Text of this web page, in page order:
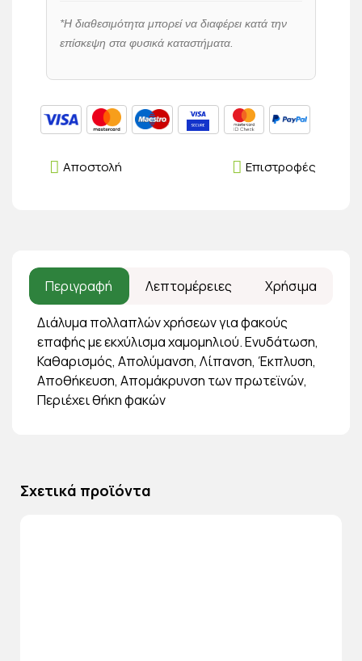
*Η διαθεσιμότητα μπορεί να διαφέρει κατά την
επίσκεψη στα φυσικά καταστήματα.
Επιστροφές
Αποστολή
Περιγραφή Λεπτομέρειες Χρήσιμα
Διάλυμα πολλαπλών χρήσεων για φακούς
επαφής με εκχύλισμα χαμομηλιού. Ενυδάτωση,
Καθαρισμός, Απολύμανση, Λίπανση, Έκπλυση,
Αποθήκευση, Απομάκρυνση των πρωτεϊνών,
Περιέχει θήκη φακών
Σχετικά προϊόντα